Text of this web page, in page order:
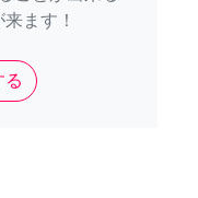
ます！
る